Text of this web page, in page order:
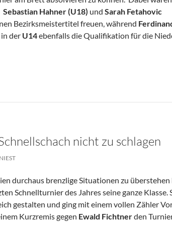
Sebastian Hahner (U18) und Sarah Fetahovic
Bezirksmeistertitel freuen, während
der U14ebenfalls die Qualifikation für die
Bei Jugend-Bezirks-Einzelmeisterschaft
nicht zu schlagen
durchaus brenzlige Situationen zu
Schnellturnier des Jahres seine ganze Klasse.
gestalten und ging mit einem vollen Zähler
Kurzremis gegen Ewald Fichtnerden